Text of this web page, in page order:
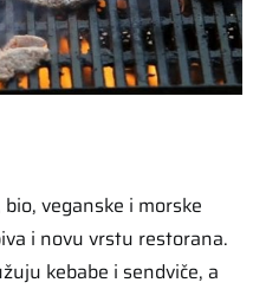
veganske i morske
i novu vrstu restorana.
kebabe i sendviče, a